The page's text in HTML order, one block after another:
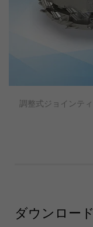
調整式ジョインテ
ダウンロード